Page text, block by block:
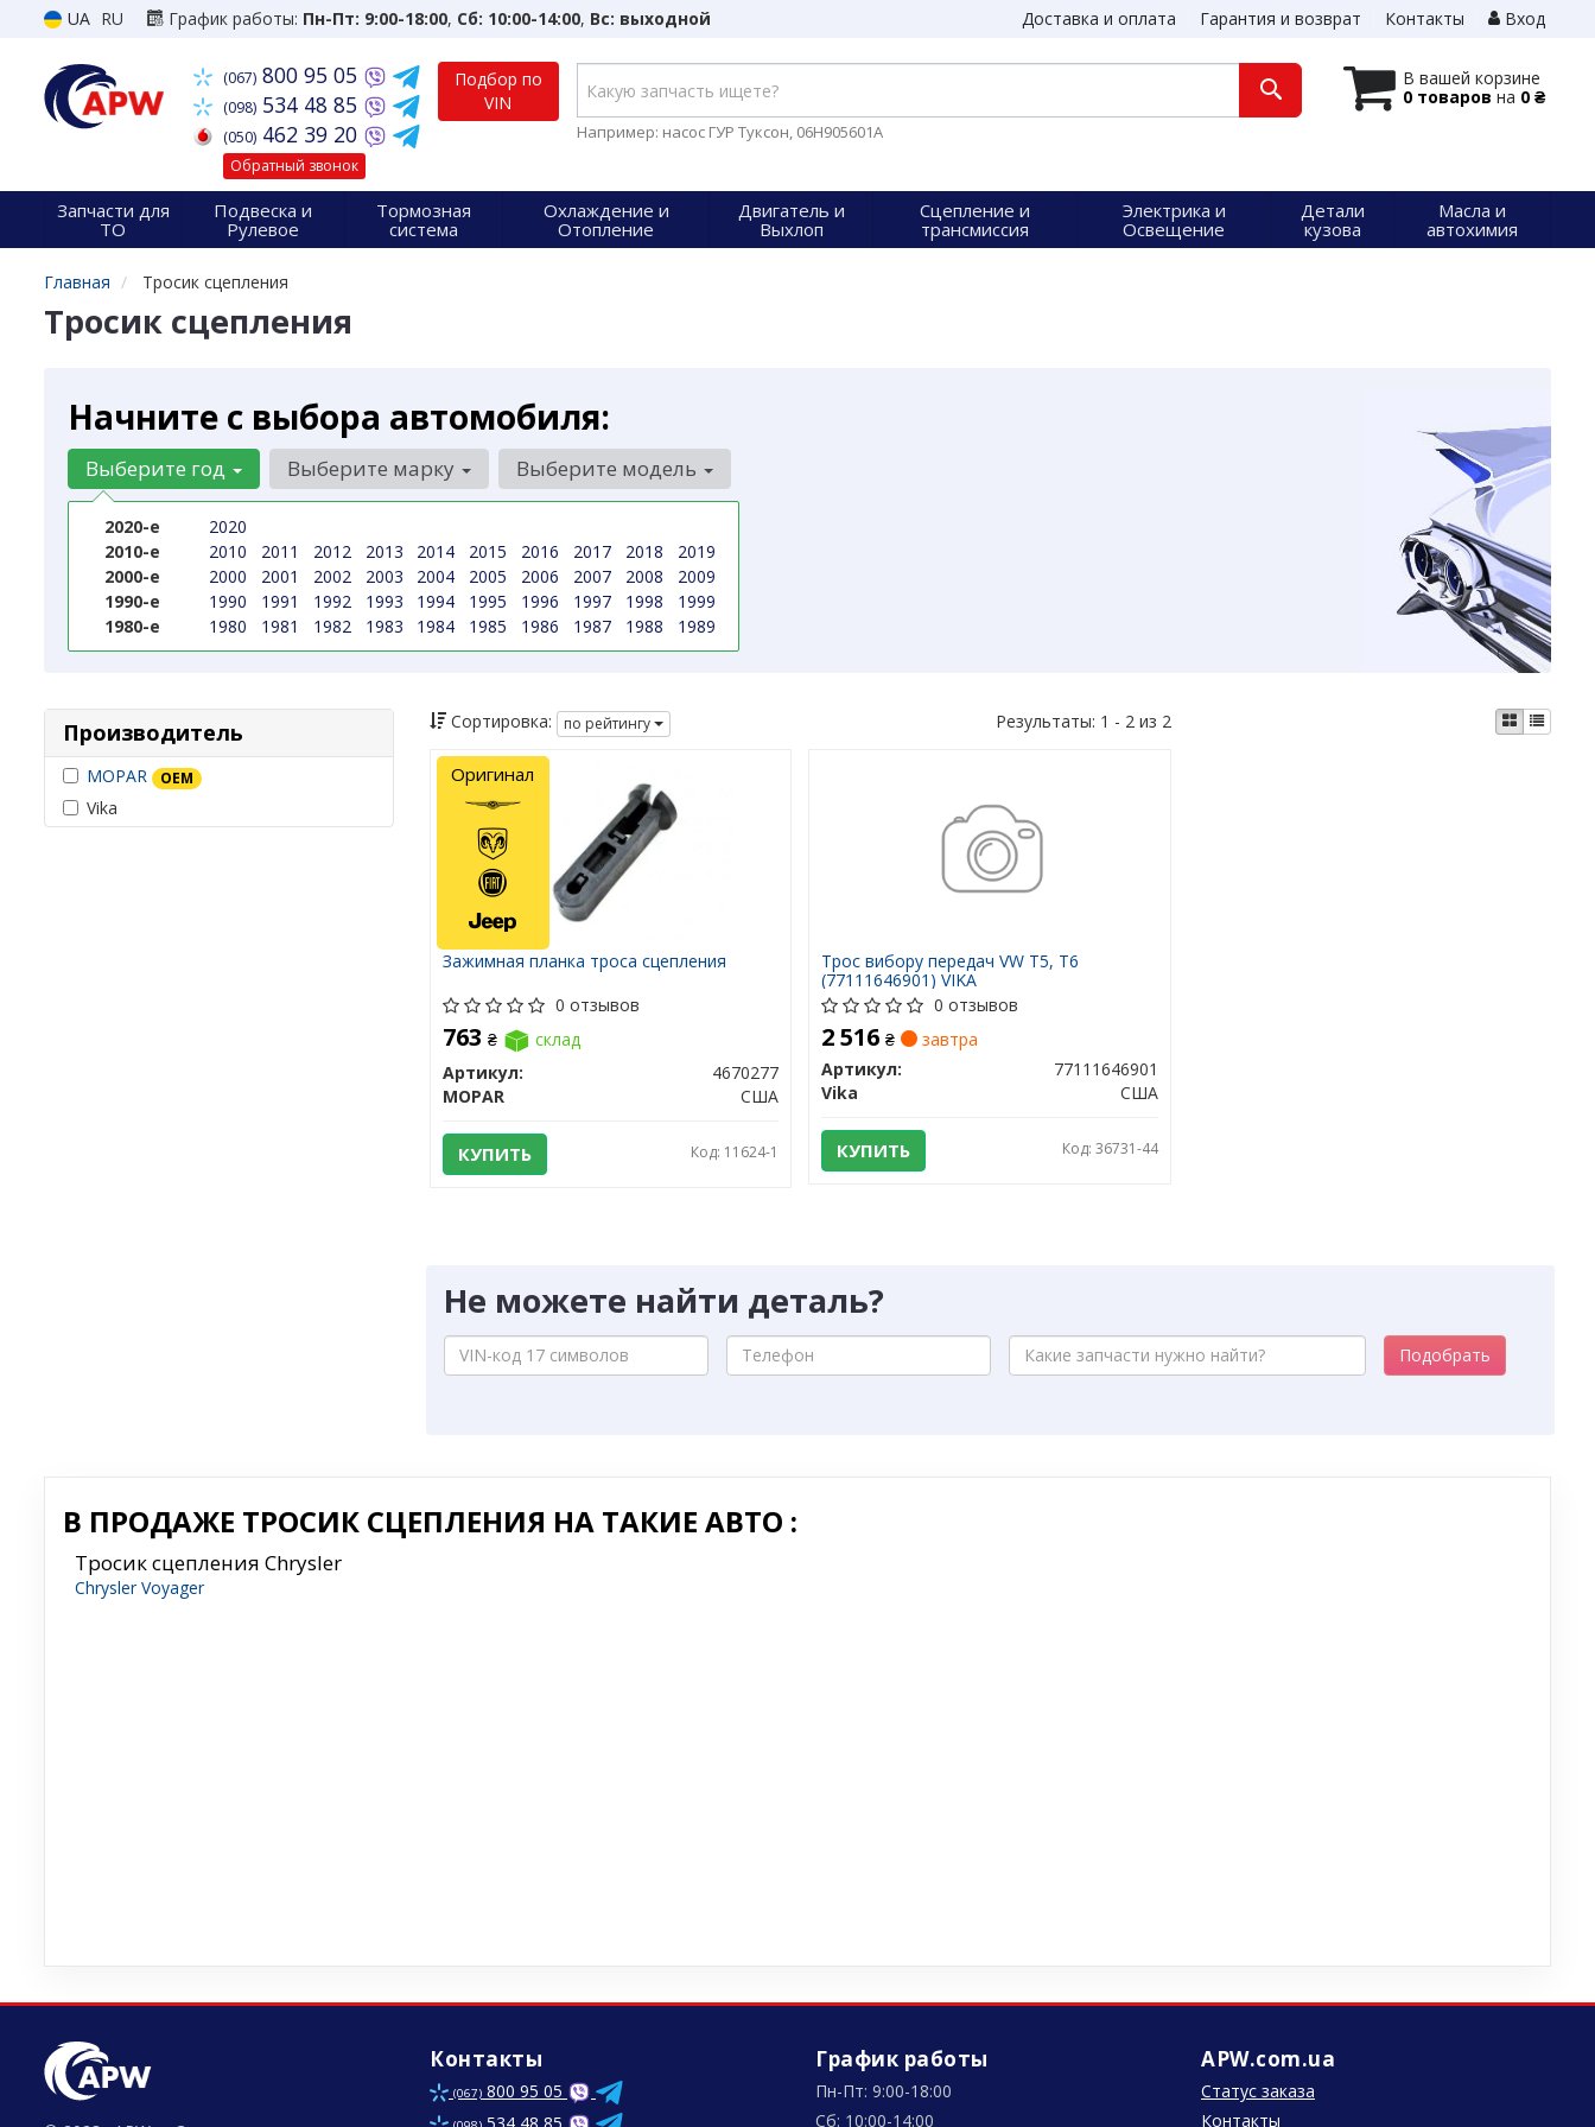
UA RU График работы: Пн-Пт: 9:00-18:00, Сб: 10:00-14:00, Вс: выходной Доставка и оплата Гарантия и возврат Контакты Вход
(067)800 95 05
(098)534 48 85
(050)462 39 20
Обратный звонок
Подбор по
VIN
В вашей корзине
0 товаровна 0 ₴
Например: насос ГУР Туксон, 06H905601A
Запчасти для
ТО
Подвеска и
Рулевое
Тормозная
система
Охлаждение и
Отопление
Двигатель и
Выхлоп
Сцепление и
трансмиссия
Электрика и
Освещение
Детали
кузова
Масла и
автохимия
Главная Тросик сцепления
Тросик сцепления
Начните с выбора автомобиля:
Выберите год
2020-е
2020
2010-е
2010 2011 2012 2013 2014 2015 2016 2017 2018
2019
2000-е
2000 2001 2002 2003 2004 2005 2006 2007 2008
2009
1990-е
1990 1991 1992 1993 1994 1995 1996 1997 1998
1999
1980-е
1980 1981 1982 1983 1984 1985 1986 1987 1988 1989
Выберите марку Выберите модель
Производитель
MOPAR OEM
Vika
Сортировка: по рейтингу Результаты: 1 - 2 из 2
Зажимная планка троса сцепления
0 отзывов
763 ₴
склад
Артикул:
4670277
MOPAR
США
КУПИТЬ Код: 11624-1
Оригинал
Трос вибору передач VW T5, T6
(77111646901) VIKA
0 отзывов
2 516₴
завтра
Артикул:
77111646901
Vika
США
КУПИТЬ Код: 36731-44
Не можете найти деталь?
Подобрать
В ПРОДАЖЕ ТРОСИК СЦЕПЛЕНИЯ НА ТАКИЕ АВТО :
Тросик сцепления Chrysler
Chrysler Voyager
Контакты
(067) 800 95 05
График работы
Пн-Пт: 9:00-18:00
Сб: 10:00-14:00
APW.com.ua
Статус заказа
Контакты